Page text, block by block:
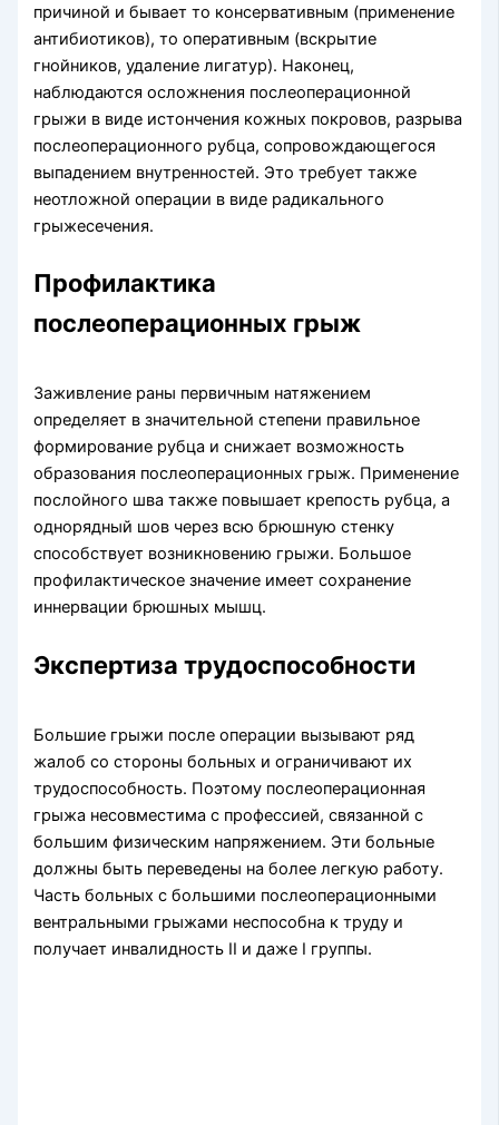
причиной и бывает то консервативным (применение
антибиотиков), то оперативным (вскрытие
гнойников, удаление лигатур). Наконец,
наблюдаются осложнения послеоперационной
грыжи в виде истончения кожных покровов, разрыва
послеоперационного рубца, сопровождающегося
выпадением внутренностей. Это требует также
неотложной операции в виде радикального
грыжесечения.
Профилактика
послеоперационных грыж
Заживление раны первичным натяжением
определяет в значительной степени правильное
формирование рубца и снижает возможность
образования послеоперационных грыж. Применение
послойного шва также повышает крепость рубца, а
однорядный шов через всю брюшную стенку
способствует возникновению грыжи. Большое
профилактическое значение имеет сохранение
иннервации брюшных мышц.
Экспертиза трудоспособности
Большие грыжи после операции вызывают ряд
жалоб со стороны больных и ограничивают их
трудоспособность. Поэтому послеоперационная
грыжа несовместима с профессией, связанной с
большим физическим напряжением. Эти больные
должны быть переведены на более легкую работу.
Часть больных с большими послеоперационными
вентральными грыжами неспособна к труду и
получает инвалидность II и даже I группы.